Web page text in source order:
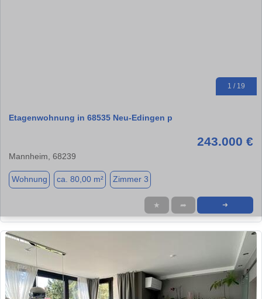
1 / 19
Etagenwohnung in 68535 Neu-Edingen p
243.000 €
Mannheim, 68239
Wohnung ca. 80,00 m² Zimmer 3
★ ➦ ➜